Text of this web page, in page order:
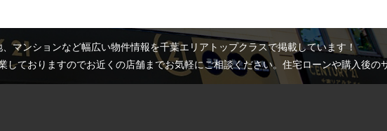
マンションなど幅広い物件情報を千葉エリアトップクラスで掲載しています！
しておりますのでお近くの店舗までお気軽にご相談ください。住宅ローンや購入後